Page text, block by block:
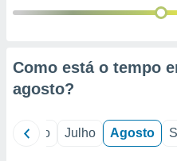
1199
Como está o tempo
agosto?
Junho Julho Agosto